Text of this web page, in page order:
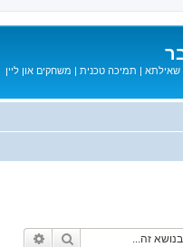
שאילתא | תמיכה טכנית | משחקים און ליין
חיפוש